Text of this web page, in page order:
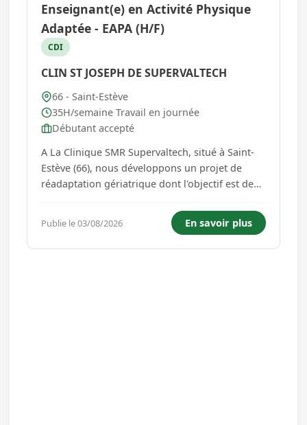
Enseignant(e) en Activité Physique
Adaptée - EAPA (H/F)
CDI
CLIN ST JOSEPH DE SUPERVALTECH
66 - Saint-Estève
35H/semaine Travail en journée
Débutant accepté
A La Clinique SMR Supervaltech, situé à Saint-
Estève (66), nous développons un projet de
réadaptation gériatrique dont l'objectif est de
maximum d'autonomie grâce à une prise en
charge moderne et pluridisciplinaire. Pour
renforcer cette dynamique nous r...
Publie le 03/08/2026 En savoir plus